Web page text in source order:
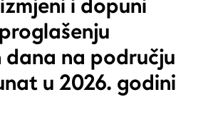
i dopuni
dana na području
u 2026. godini